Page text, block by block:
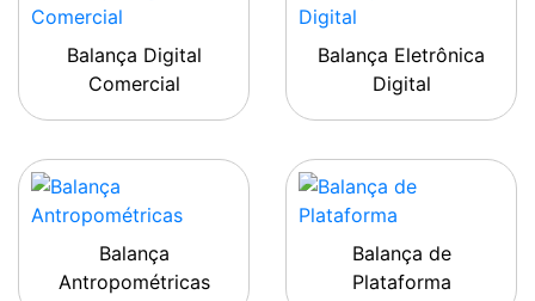
Balança Digital
Comercial
Balança Eletrônica
Digital
Balança
Antropométricas
Balança de
Plataforma